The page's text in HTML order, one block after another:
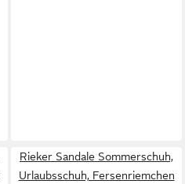
Rieker Sandale Sommerschuh,
Urlaubsschuh, Fersenriemchen